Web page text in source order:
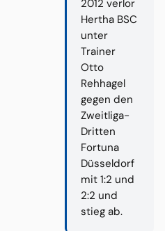
2012 verlor
Hertha BSC
unter
Trainer
Otto
Rehhagel
gegen den
Zweitliga-
Dritten
Fortuna
Düsseldorf
mit 1:2 und
2:2 und
stieg ab.